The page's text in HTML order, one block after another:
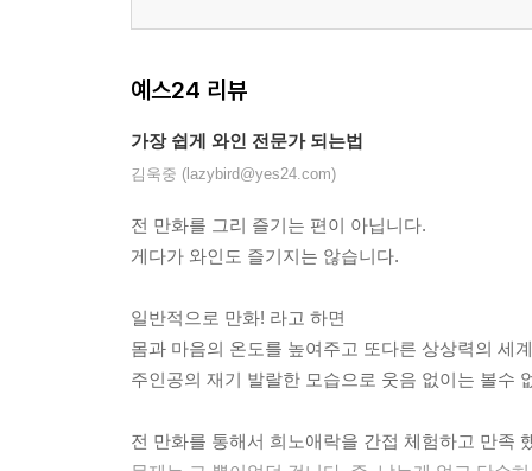
예스24 리뷰
가장 쉽게 와인 전문가 되는법
김욱중 (lazybird@yes24.com)
전 만화를 그리 즐기는 편이 아닙니다.
게다가 와인도 즐기지는 않습니다.
일반적으로 만화! 라고 하면
몸과 마음의 온도를 높여주고 또다른 상상력의 세
주인공의 재기 발랄한 모습으로 웃음 없이는 볼수
전 만화를 통해서 희노애락을 간접 체험하고 만족